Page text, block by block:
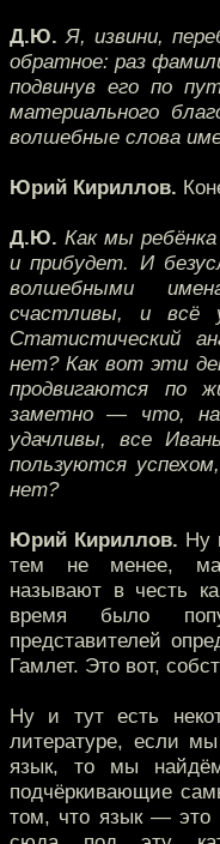
Д.Ю. Я, извини,
обратное: раз
подвинув его по
материального
волшебные слова
Юрий Кириллов.
Д.Ю. Как мы
и прибудет. И
волшебными
счастливы, и всё
Статистический
нет? Как вот эти
продвигаются по
заметно — что,
удачливы, все
пользуются
нет?
Юрий Кириллов. Ну
тем не менее,
называют в честь
время было
представителей
Гамлет. Это вот,
Ну и тут есть
литературе, если
язык, то мы
подчёркивающие
том, что язык — это